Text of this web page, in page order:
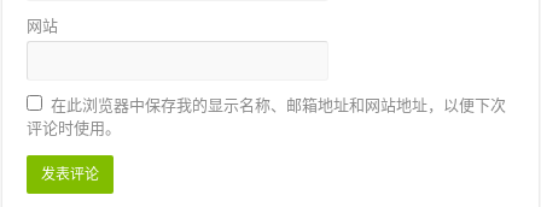
网站
在此浏览器中保存我的显示名称、邮箱地址和网站地址，以便下次
评论时使用。